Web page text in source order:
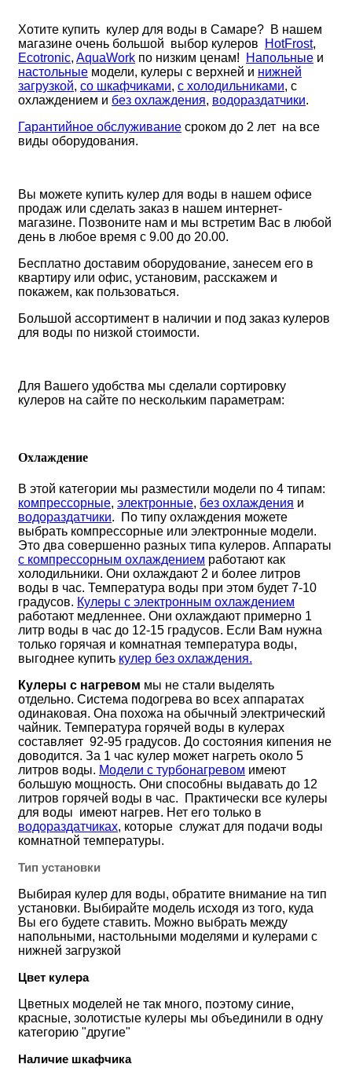
Хотите купить кулер для воды в Самаре? В нашем
магазине очень большой выбор кулеров
HotFrost,
Ecotronic, AquaWork по низким ценам! Напольные и
настольные модели, кулеры с верхней и нижней
загрузкой, со шкафчиками, с холодильниками, с
охлаждением и без охлаждения, водораздатчики.
Гарантийное обслуживание сроком до 2 лет на все
виды оборудования.
Вы можете купить кулер для воды в нашем офисе
продаж или сделать заказ в нашем интернет-
магазине. Позвоните нам и мы встретим Вас в любой
день в любое время с 9.00 до 20.00.
Бесплатно доставим оборудование, занесем его в
квартиру или офис, установим, расскажем и
покажем, как пользоваться.
Большой ассортимент в наличии и под заказ кулеров
для воды по низкой стоимости.
Для Вашего удобства мы сделали сортировку
кулеров на сайте по нескольким параметрам:
Охлаждение
В этой категории мы разместили модели по 4 типам:
компрессорные, электронные, без охлаждения и
водораздатчики. По типу охлаждения можете
выбрать компрессорные или электронные модели.
Это два совершенно разных типа кулеров. Аппараты
с компрессорным охлаждением работают как
холодильники. Они охлаждают 2 и более литров
воды в час. Температура воды при этом будет 7-10
градусов. Кулеры с электронным охлаждением
работают медленнее. Они охлаждают примерно 1
литр воды в час до 12-15 градусов. Если Вам нужна
только горячая и комнатная температура воды,
выгоднее купить кулер без охлаждения.
Кулеры с нагревом мы не стали выделять
отдельно. Система подогрева во всех аппаратах
одинаковая. Она похожа на обычный электрический
чайник. Температура горячей воды в кулерах
составляет 92-95 градусов. До состояния кипения не
доводится. За 1 час кулер может нагреть около 5
литров воды. Модели с турбонагревом имеют
большую мощность. Они способны выдавать до 12
литров горячей воды в час. Практически все кулеры
для воды имеют нагрев. Нет его только в
водораздатчиках, которые служат для подачи воды
комнатной температуры.
Тип установки
Выбирая кулер для воды, обратите внимание на тип
установки. Выбирайте модель исходя из того, куда
Вы его будете ставить. Можно выбрать между
напольными, настольными моделями и кулерами с
нижней загрузкой
Цвет кулера
Цветных моделей не так много, поэтому синие,
красные, золотистые кулеры мы объединили в одну
категорию "другие"
Наличие шкафчика